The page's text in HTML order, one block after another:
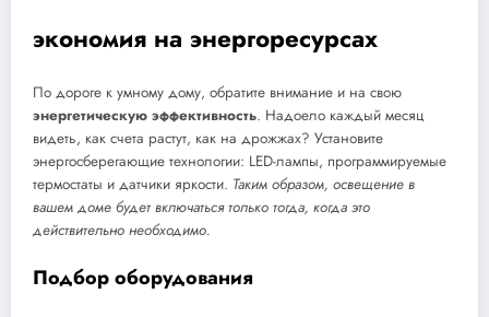
экономия на энергоресурсах
По дороге к умному дому, обратите внимание и на свою
энергетическую эффективность. Надоело каждый месяц
видеть, как счета растут, как на дрожжах? Установите
энергосберегающие технологии: LED-лампы, программируемые
термостаты и датчики яркости. Таким образом, освещение в
вашем доме будет включаться только тогда, когда это
действительно необходимо.
Подбор оборудования